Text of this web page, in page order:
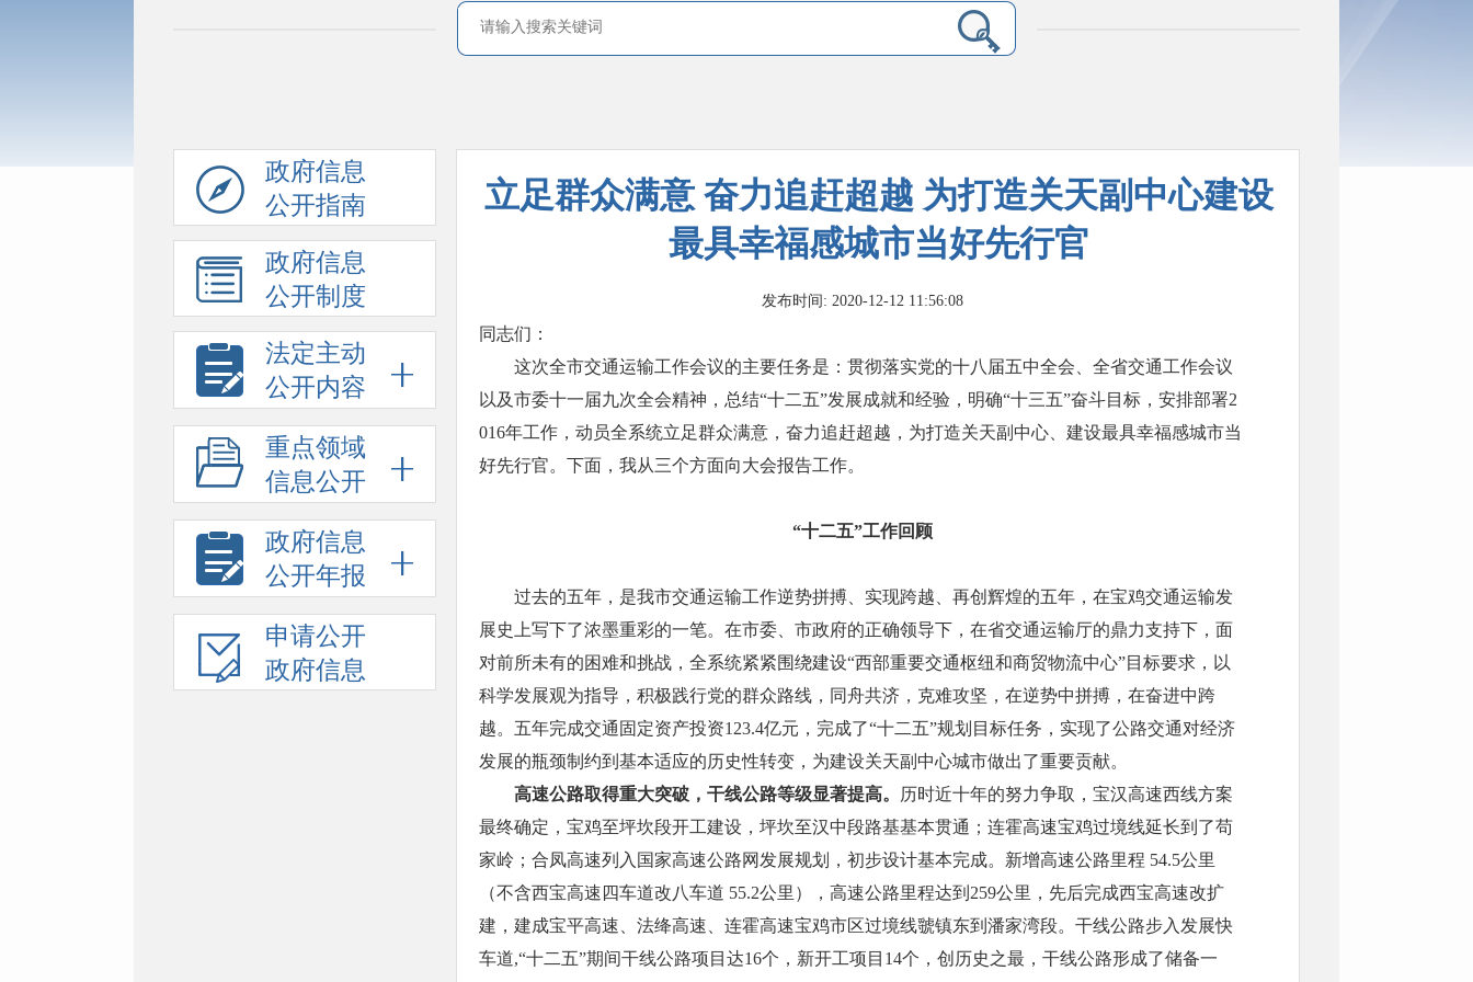
政府信息
公开指南
政府信息
公开制度
法定主动
公开内容
重点领域
信息公开
政府信息
公开年报
申请公开
政府信息
立足群众满意 奋力追赶超越 为打造关天副中心建设
最具幸福感城市当好先行官
发布时间: 2020-12-12 11:56:08
同志们：
这次全市交通运输工作会议的主要任务是：贯彻落实党的十八届五中全会、全省交通工作会议
以及市委十一届九次全会精神，总结“十二五”发展成就和经验，明确“十三五”奋斗目标，安排部署2
016年工作，动员全系统立足群众满意，奋力追赶超越，为打造关天副中心、建设最具幸福感城市当
好先行官。下面，我从三个方面向大会报告工作。
“十二五”工作回顾
过去的五年，是我市交通运输工作逆势拼搏、实现跨越、再创辉煌的五年，在宝鸡交通运输发
展史上写下了浓墨重彩的一笔。在市委、市政府的正确领导下，在省交通运输厅的鼎力支持下，面
对前所未有的困难和挑战，全系统紧紧围绕建设“西部重要交通枢纽和商贸物流中心”目标要求，以
科学发展观为指导，积极践行党的群众路线，同舟共济，克难攻坚，在逆势中拼搏，在奋进中跨
越。五年完成交通固定资产投资123.4亿元，完成了“十二五”规划目标任务， 实现了公路交通对经济
发展的瓶颈制约到基本适应的历史性转变，为建设关天副中心城市做出了重要贡献。
高速公路取得重大突破，干线公路等级显著提高。
历时近十年的努力争取，宝汉高速西线方案
最终确定，宝鸡至坪坎段开工建设，坪坎至汉中段路基基本贯通；连霍高速宝鸡过境线延长到了苟
家岭；合凤高速列入国家高速公路网发展规划，初步设计基本完成。新增高速公路里程 54.5公里
（不含西宝高速四车道改八车道 55.2公里），高速公路里程达到259公里，先后完成西宝高速改扩
建，建成宝平高速、法绛高速、连霍高速宝鸡市区过境线虢镇东到潘家湾段。干线公路步入发展快
车道,“十二五”期间干线公路项目达16个，新开工项目14个，创历史之最，干线公路形成了储备一